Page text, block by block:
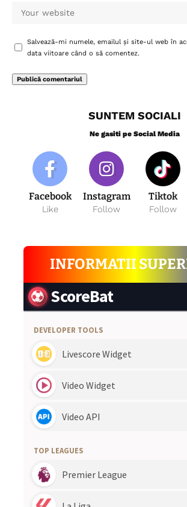
Salvează-mi numele, emailul și site-ul web în
data viitoare când o să comentez.
SUNTEM SOCIALI
Ne gasiti pe Social Media
Facebook
Like
Instagram
Follow
Tiktok
Follow
INFORMATII